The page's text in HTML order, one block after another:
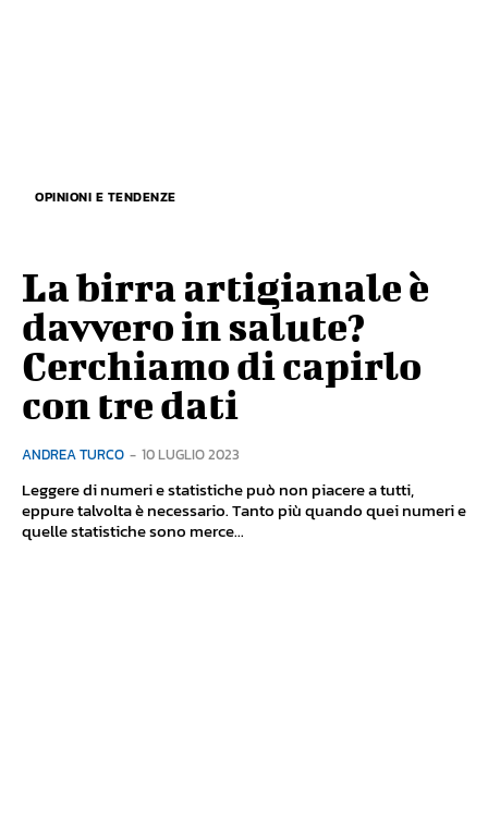
OPINIONI E TENDENZE
La birra artigianale è
davvero in salute?
Cerchiamo di capirlo
con tre dati
ANDREA TURCO - 10 LUGLIO 2023
Leggere di numeri e statistiche può non piacere a tutti,
eppure talvolta è necessario. Tanto più quando quei numeri e
quelle statistiche sono merce...